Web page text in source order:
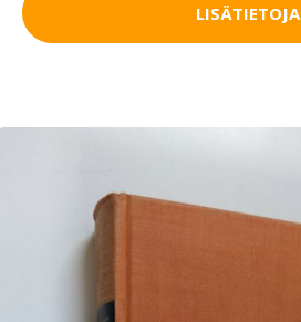
LISÄTIETOJA